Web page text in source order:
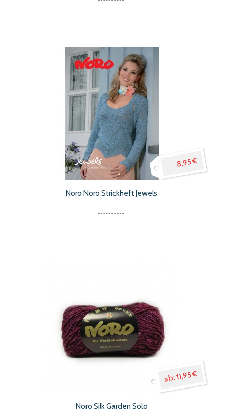
8,95 €
Noro Noro Strickheft Jewels
11,95 €
Noro Silk Garden Solo